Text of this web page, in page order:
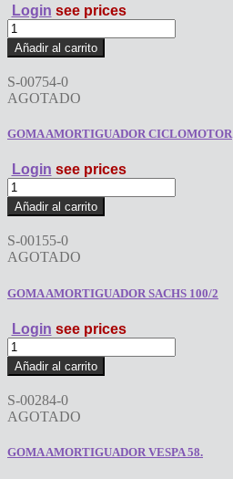
Login see prices
JGO.GOMA
AMORTIGUADOR
GIL
200.
cantidad
Añadir al carrito
S-00754-0
AGOTADO
GOMA AMORTIGUADOR CICLOMOTOR
Login see prices
GOMA
AMORTIGUADOR
CICLOMOTOR
cantidad
Añadir al carrito
S-00155-0
AGOTADO
GOMA AMORTIGUADOR SACHS 100/2
Login see prices
GOMA
AMORTIGUADOR
SACHS
100/2
cantidad
Añadir al carrito
S-00284-0
AGOTADO
GOMA AMORTIGUADOR VESPA 58.